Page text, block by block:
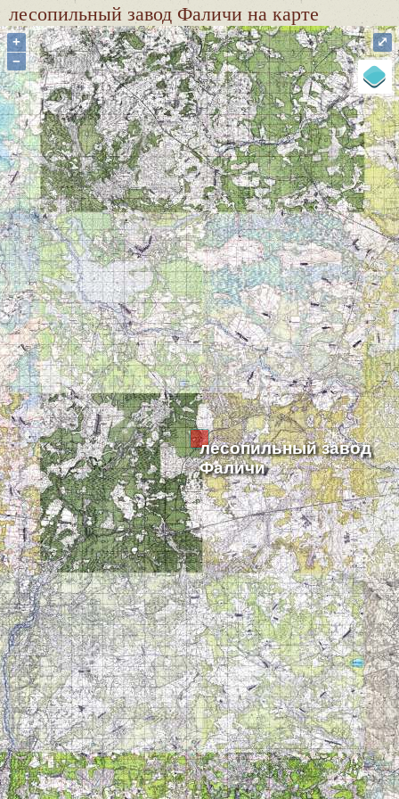
лесопильный завод Фаличи на карте
лесопильный завод
Фаличи
+
−
⤢